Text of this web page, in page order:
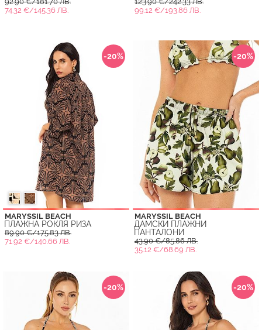
74.32 €/145.36 ЛВ.
99.12 €/193.86 ЛВ.
-20%
MARYSSIL BEACH
ПЛАЖНА РОКЛЯ РИЗА
89.90 €/175.83 ЛВ.
71.92 €/140.66 ЛВ.
-20%
MARYSSIL BEACH
ДАМСКИ ПЛАЖНИ
ПАНТАЛОНИ
43.90 €/85.86 ЛВ.
35.12 €/68.69 ЛВ.
-20% -20%